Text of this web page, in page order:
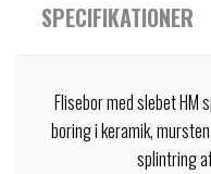
SPECIFIKATIONER
Flisebor med slebet
boring i keramik,
splintring